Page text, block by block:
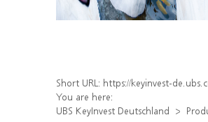
Short URL: https://keyinvest-de.ubs.com/produkt/detail/index/
You are here:
UBS KeyInvest Deutschland